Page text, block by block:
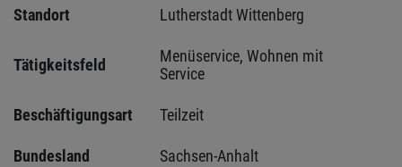
Standort
Lutherstadt Wittenberg
Tätigkeitsfeld
Menüservice, Wohnen mit
Service
Beschäftigungsart Teilzeit
Bundesland Sachsen-Anhalt